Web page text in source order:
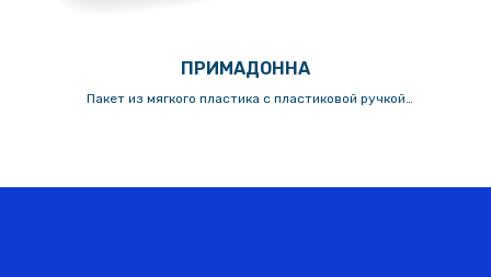
ПРИМАДОННА
Пакет из мягкого пластика с пластиковой ручкой